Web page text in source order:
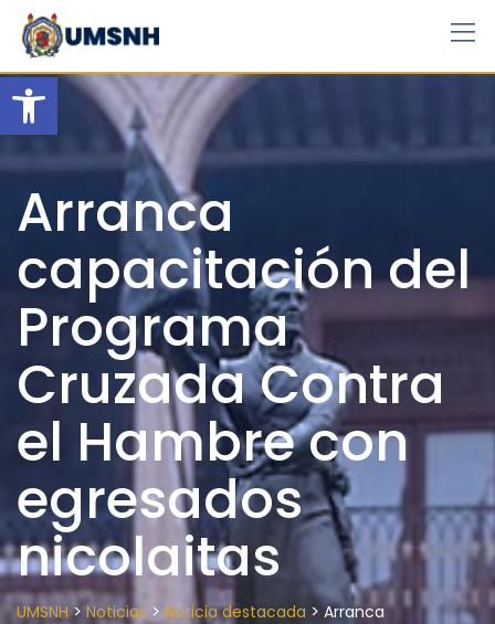
Open toolbar
Skip
content
Arranca
capacitación del
Programa
Cruzada Contra
el Hambre con
egresados
nicolaitas
UMSNH> Noticias > Noticia destacada > Arranca